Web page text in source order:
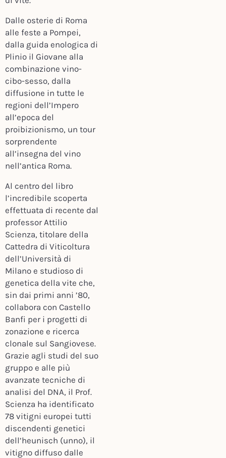
Dalle osterie di Roma
alle feste a Pompei,
dalla guida enologica di
Plinio il Giovane alla
combinazione vino-
cibo-sesso, dalla
diffusione in tutte le
regioni dell’Impero
all’epoca del
proibizionismo, un tour
sorprendente
all’insegna del vino
nell’antica Roma.
Al centro del libro
l’incredibile scoperta
effettuata di recente dal
professor Attilio
Scienza, titolare della
Cattedra di Viticoltura
dell’Università di
Milano e studioso di
genetica della vite che,
sin dai primi anni ’80,
collabora con Castello
Banfi per i progetti di
zonazione e ricerca
clonale sul Sangiovese.
Grazie agli studi del suo
gruppo e alle più
avanzate tecniche di
analisi del DNA, il Prof.
Scienza ha identificato
78 vitigni europei tutti
discendenti genetici
dell’heunisch (unno), il
vitigno diffuso dalle